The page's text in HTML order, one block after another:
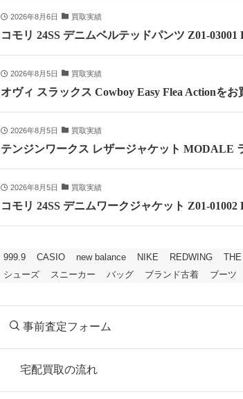
2026年8月6日 買取実績
コモリ 24SS デニムベルテッドパンツ Z01-03001
2026年8月5日 買取実績
オヴィ スラックス Cowboy Easy Flea Actionをお
2026年8月5日 買取実績
テンジンワークス レザージャケット MODALE
2026年8月5日 買取実績
コモリ 24SS デニムワークジャケット Z01-
999.9 CASIO new balance NIKE REDWING
シューズ
スニーカー バッグ ブランド古着 ブーツ
事前査定フォーム
宅配買取の流れ